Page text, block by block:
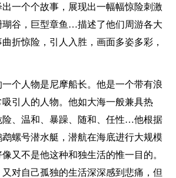
一个个故事，展现出一幅幅惊险刺激
瑚谷，巨型章鱼…描述了他们周游各大
折惊险，引人入胜，画面多姿多彩，
个人物是尼摩船长。他是一个带有浪
引人的人物。他如大海一般兼具热
险、温和、暴躁、随和、任性…他根据
螺号潜水艇，潜航在海底进行大规模
又不是他这种和独生活的惟一目的。
对自己孤独的生活深深感到悲痛，但